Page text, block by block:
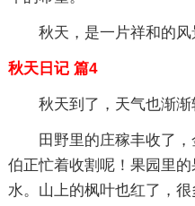
秋天，是一片祥和的风
秋天日记 篇4
秋天到了，天气也渐渐
田野里的庄稼丰收了
伯正忙着收割呢！果园里
水。山上的枫叶也红了，